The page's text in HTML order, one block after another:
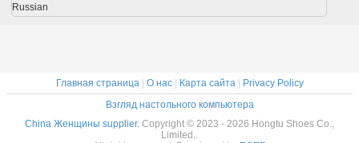
Russian
Главная страница| О нас| Карта сайта| Privacy Policy
Взгляд настольного компьютера
China Женщины supplier. Copyright © 2023 - 2026 Hongtu Shoes Co.,
Limited..